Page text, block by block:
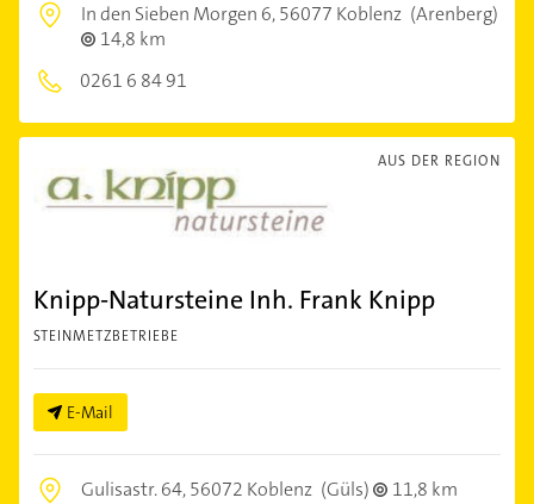
In den Sieben Morgen 6,56077 Koblenz (Arenberg)
14,8 km
0261 6 84 91
AUS DER REGION
Knipp-Natursteine Inh. Frank Knipp
STEINMETZBETRIEBE
E-Mail
Gulisastr. 64,56072 Koblenz (Güls)
11,8 km